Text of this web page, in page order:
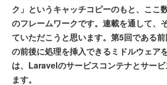
ク」というキャッチコピーのもと、ここ
のフレームワークです。連載を通して、
ていただこうと思います。第5回である
の前後に処理を挿入できるミドルウェア
は、Laravelのサービスコンテナとサー
ます。